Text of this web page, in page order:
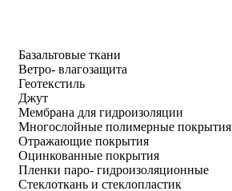
Базальтовые ткани
Ветро- влагозащита
Геотекстиль
Джут
Мембрана для гидроизоляции
Многослойные полимерные покрытия
Отражающие покрытия
Оцинкованные покрытия
Пленки паро- гидроизоляционные
Стеклоткань и стеклопластик